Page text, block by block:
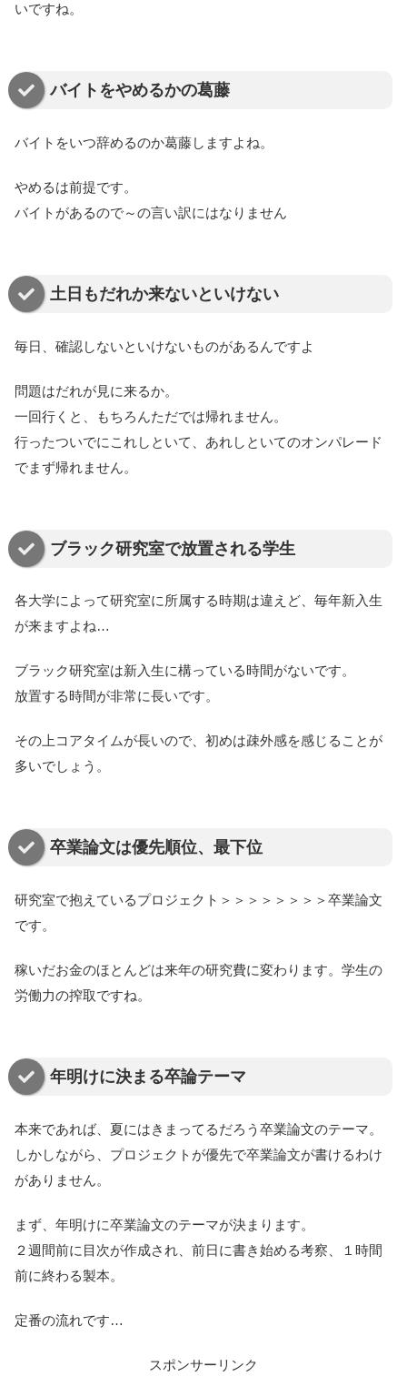
いですね。
バイトをやめるかの葛藤
バイトをいつ辞めるのか葛藤しますよね。
やめるは前提です。
バイトがあるので～の言い訳にはなりません
土日もだれか来ないといけない
毎日、確認しないといけないものがあるんですよ
問題はだれが見に来るか。
一回行くと、もちろんただでは帰れません。
行ったついでにこれしといて、あれしといてのオンパレード
でまず帰れません。
ブラック研究室で放置される学生
各大学によって研究室に所属する時期は違えど、毎年新入生
が来ますよね…
ブラック研究室は新入生に構っている時間がないです。
放置する時間が非常に長いです。
その上コアタイムが長いので、初めは疎外感を感じることが
多いでしょう。
卒業論文は優先順位、最下位
研究室で抱えているプロジェクト＞＞＞＞＞＞＞＞卒業論文
です。
稼いだお金のほとんどは来年の研究費に変わります。学生の
労働力の搾取ですね。
年明けに決まる卒論テーマ
本来であれば、夏にはきまってるだろう卒業論文のテーマ。
しかしながら、プロジェクトが優先で卒業論文が書けるわけ
がありません。
まず、年明けに卒業論文のテーマが決まります。
２週間前に目次が作成され、前日に書き始める考察、１時間
前に終わる製本。
定番の流れです…
スポンサーリンク